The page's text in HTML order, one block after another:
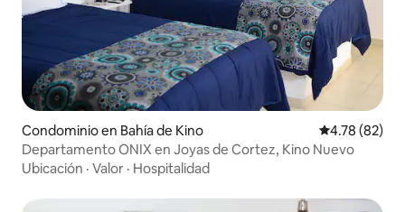
Condominio en Bahía de Kino Calificación
4.78 (82)
Departamento ONIX en Joyas de Cortez, Kino Nuevo
Ubicación · Valor · Hospitalidad